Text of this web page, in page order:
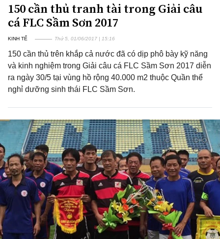
150 cần thủ tranh tài trong Giải câu
cá FLC Sầm Sơn 2017
KINH TẾ Thứ 5, 01/06/2017 | 15:16
150 cần thủ trên khắp cả nước đã có dịp phô bày kỹ năng
và kinh nghiệm trong Giải câu cá FLC Sầm Sơn 2017 diễn
ra ngày 30/5 tại vùng hồ rộng 40.000 m2 thuộc Quần thể
nghỉ dưỡng sinh thái FLC Sầm Sơn.